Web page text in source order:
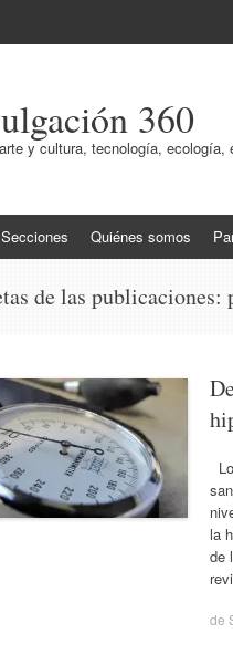
360
y cultura, tecnología,
Secciones Quiénes somos
de las publicaciones:
la
de
de